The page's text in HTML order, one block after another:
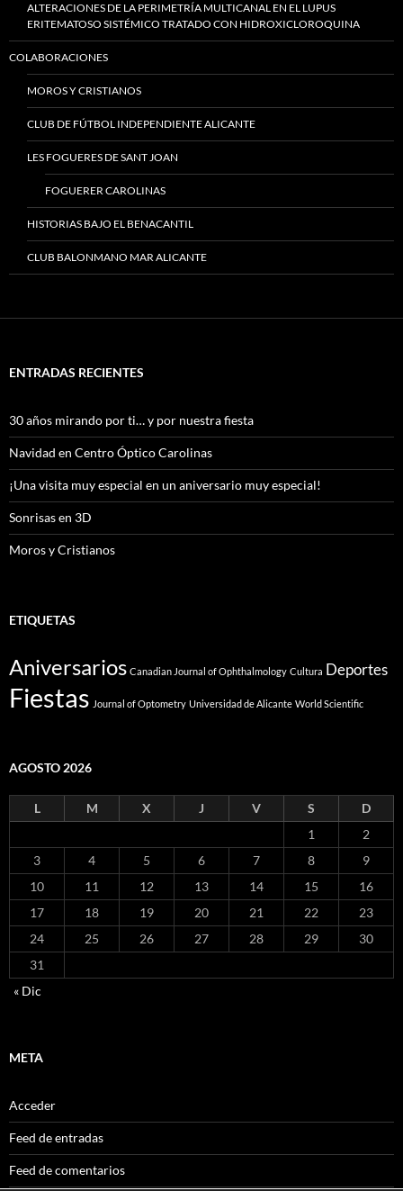
ALTERACIONES DE LA PERIMETRÍA MULTICANAL EN EL LUPUS
ERITEMATOSO SISTÉMICO TRATADO CON HIDROXICLOROQUINA
COLABORACIONES
MOROS Y CRISTIANOS
CLUB DE FÚTBOL INDEPENDIENTE ALICANTE
LES FOGUERES DE SANT JOAN
FOGUERER CAROLINAS
HISTORIAS BAJO EL BENACANTIL
CLUB BALONMANO MAR ALICANTE
ENTRADAS RECIENTES
30 años mirando por ti… y por nuestra fiesta
Navidad en Centro Óptico Carolinas
¡Una visita muy especial en un aniversario muy especial!
Sonrisas en 3D
Moros y Cristianos
ETIQUETAS
Aniversarios Canadian Journal of Ophthalmology Cultura Deportes
Fiestas Journal of Optometry Universidad de Alicante World Scientific
AGOSTO 2026
L M X J V S
D
1
2
3
4 5 6 7 8
9
10
11 12 13 14 15
16
17
18 19 20 21 22
23
24
25 26 27 28 29
30
31
« Dic
META
Acceder
Feed de entradas
Feed de comentarios